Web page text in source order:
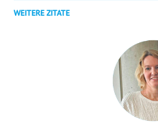
WEITERE ZITATE